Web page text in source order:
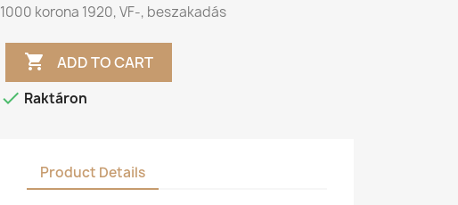
1000 korona 1920, VF-, beszakadás
 ADD TO CART
 Raktáron
Product Details